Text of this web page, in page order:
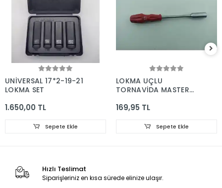
UNİVERSAL 17*2-19-21
LOKMA SET
1.650,00 TL
Sepete Ekle
LOKMA UÇLU
TORNAVİDA MASTER
169,95 TL
Sepete Ekle
Hızlı Teslimat
Siparişleriniz en kısa sürede elinize ulaşır.